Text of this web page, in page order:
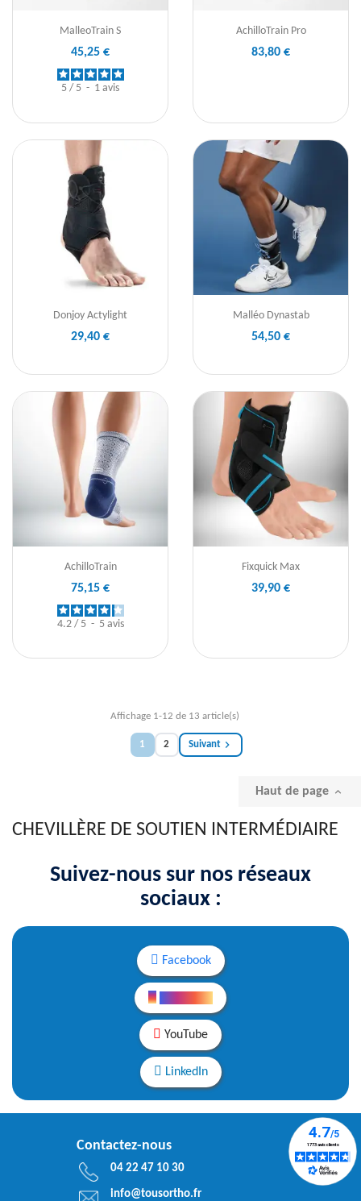
MalleoTrain S
45,25 €
5 / 5 - 1 avis
AchilloTrain Pro
83,80 €
Donjoy Actylight
29,40 €
Malléo Dynastab
54,50 €
AchilloTrain
75,15 €
4.2 / 5 - 5 avis
Fixquick Max
39,90 €
Affichage 1-12 de 13 article(s)
1 2 Suivant
Haut de page 
CHEVILLÈRE DE SOUTIEN INTERMÉDIAIRE
Suivez-nous sur nos réseaux
sociaux :
Facebook
YouTube
LinkedIn
Contactez-nous
04 22 47 10 30
info@tousortho.fr